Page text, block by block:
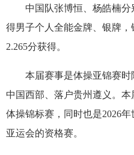
中国队张博恒、杨皓楠分
得男子个人全能金牌、银牌
2.265分获得。
本届赛事是体操亚锦赛
中国西部、落户贵州遵义。
体操锦标赛，同时也是2026
亚运会的资格赛。